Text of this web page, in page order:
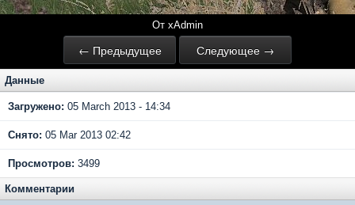
От xAdmin
← Предыдущее Следующее →
Данные
Загружено: 05 March 2013 - 14:34
Снято: 05 Mar 2013 02:42
Просмотров: 3499
Комментарии